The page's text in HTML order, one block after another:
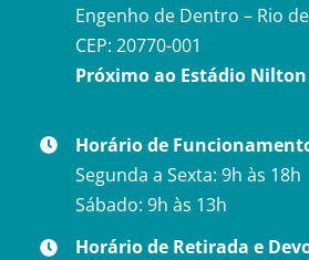
Engenho de Dentro – Rio de
CEP: 20770-001
Próximo ao Estádio
Horário de
Segunda a Sexta: 9h às 18h
Sábado: 9h às 13h
Horário de Retirada e